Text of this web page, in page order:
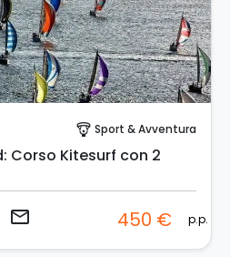
paragliding Sport & Avventura
Corso Kitesurf con 2
email 450 € p.p.